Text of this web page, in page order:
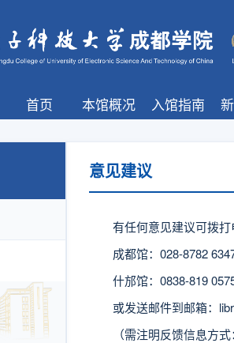
首页 本馆概况 入馆指南
意见建议
有任何意见建议可拨
成都馆：028-8782
什邡馆：0838-819
或发送邮件到邮箱：
（需注明反馈信息方